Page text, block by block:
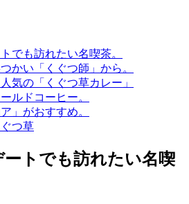
でも訪れたい名喫茶。
かい「くぐつ師」から。
気の「くぐつ草カレー」
ルドコーヒー。
」がおすすめ。
つ草
トでも訪れたい名喫